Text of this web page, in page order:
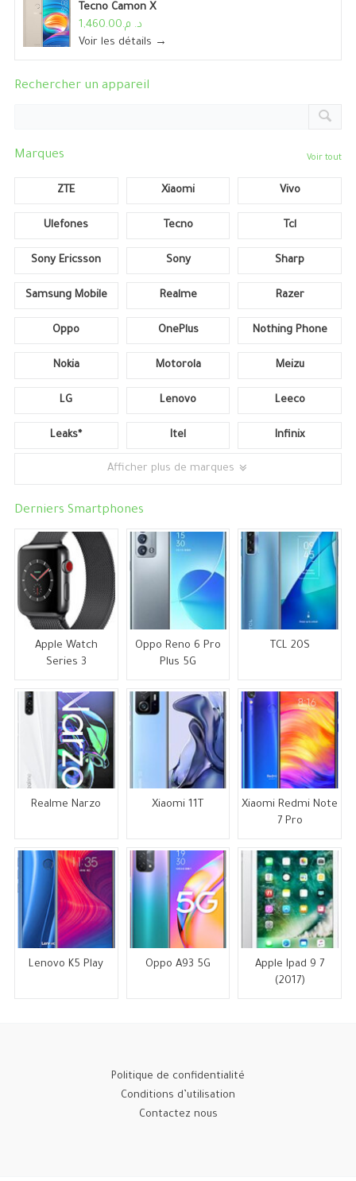
Tecno Camon X
د. م.1,460.00
Voir les détails →
Rechercher un appareil
Marques Voir tout
ZTE Xiaomi Vivo
Ulefones Tecno Tcl
Sony Ericsson Sony Sharp
Samsung Mobile Realme Razer
Oppo OnePlus Nothing Phone
Nokia Motorola Meizu
LG Lenovo Leeco
Leaks* Itel Infinix
Afficher plus de marques
Derniers Smartphones
Apple Watch
Series 3
Oppo Reno 6 Pro
Plus 5G
TCL 20S
Realme Narzo Xiaomi 11T
Xiaomi Redmi Note
7 Pro
Lenovo K5 Play Oppo A93 5G
Apple Ipad 9 7
(2017)
Politique de confidentialité
Conditions d’utilisation
Contactez nous